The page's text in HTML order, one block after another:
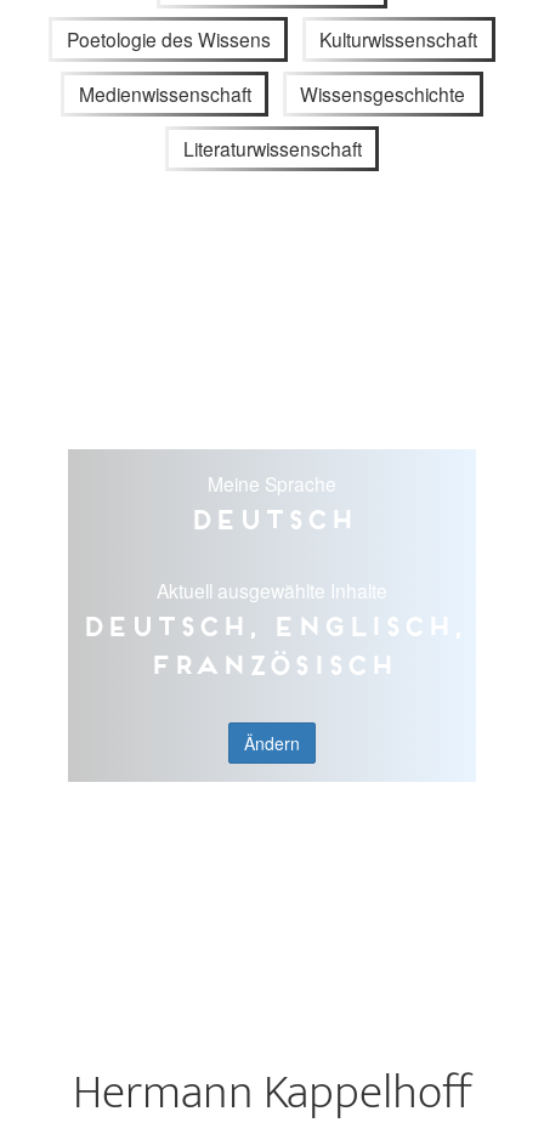
Poetologie des Wissens Kulturwissenschaft
Medienwissenschaft Wissensgeschichte
Literaturwissenschaft
Meine Sprache
Deutsch
Aktuell ausgewählte Inhalte
Deutsch, Englisch,
Französisch
Ändern
Hermann Kappelhoff